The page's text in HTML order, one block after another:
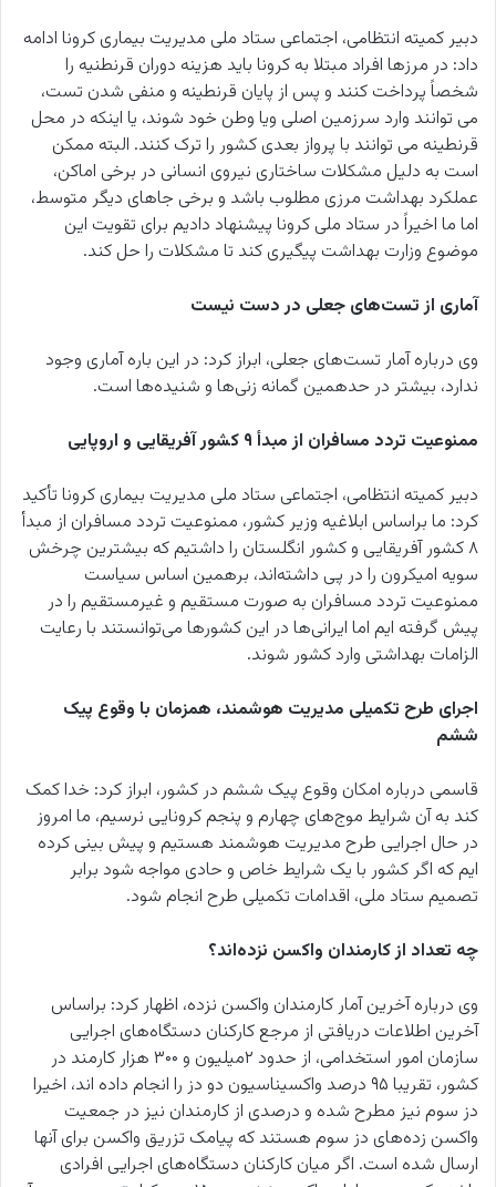
دبیر کمیته انتظامی، اجتماعی ستاد ملی مدیریت بیماری کرونا ادامه
داد: در مرزها افراد مبتلا به کرونا باید هزینه دوران قرنطنیه را
شخصاً پرداخت کنند و پس از پایان قرنطینه و منفی شدن تست،
می توانند وارد سرزمین اصلی ویا وطن خود شوند، یا اینکه در محل
قرنطینه می توانند با پرواز بعدی کشور را ترک کنند. البته ممکن
است به دلیل مشکلات ساختاری نیروی انسانی در برخی اماکن،
عملکرد بهداشت مرزی مطلوب باشد و برخی جاهای دیگر متوسط،
اما ما اخیراً در ستاد ملی کرونا پیشنهاد دادیم برای تقویت این
موضوع وزارت بهداشت پیگیری کند تا مشکلات را حل کند.
آماری از تست‌های جعلی در دست نیست
وی درباره آمار تست‌های جعلی، ابراز کرد: در این باره آماری وجود
ندارد، بیشتر در حدهمین گمانه زنی‌ها و شنیده‌ها است.
ممنوعیت تردد مسافران از مبدأ ۹ کشور آفریقایی و اروپایی
دبیر کمیته انتظامی، اجتماعی ستاد ملی مدیریت بیماری کرونا تأکید
کرد: ما براساس ابلاغیه‌ وزیر کشور، ممنوعیت تردد مسافران از مبدأ
۸ کشور آفریقایی و کشور انگلستان را داشتیم که بیشترین چرخش
سویه امیکرون را در پی داشته‌اند، برهمین اساس سیاست
ممنوعیت تردد مسافران به صورت مستقیم و غیرمستقیم را در
پیش گرفته ایم اما ایرانی‌ها در این کشورها می‌توانستند با رعایت
الزامات بهداشتی وارد کشور شوند.
اجرای طرح تکمیلی مدیریت هوشمند، همزمان با وقوع پیک
ششم
قاسمی درباره امکان وقوع پیک ششم در کشور، ابراز کرد: خدا کمک
کند به آن شرایط موج‌های چهارم و پنجم کرونایی نرسیم، ما امروز
در حال اجرایی طرح مدیریت هوشمند هستیم و پیش بینی کرده
ایم که اگر کشور با یک شرایط خاص و حادی مواجه شود برابر
تصمیم ستاد ملی، اقدامات تکمیلی طرح انجام شود.
چه تعداد از کارمندان واکسن نزده‌اند؟
وی درباره آخرین آمار کارمندان واکسن نزده، اظهار کرد: براساس
آخرین اطلاعات دریافتی از مرجع کارکنان دستگاه‌های اجرایی
سازمان امور استخدامی، از حدود ۲میلیون و ۳۰۰ هزار کارمند در
کشور، تقریبا ۹۵ درصد واکسیناسیون دو دز را انجام داده اند، اخیرا
دز سوم نیز مطرح شده و درصدی از کارمندان نیز در جمعیت
واکسن زده‌های دز سوم هستند که پیامک تزریق واکسن برای آنها
ارسال شده است. اگر میان کارکنان دستگاه‌های اجرایی افرادی